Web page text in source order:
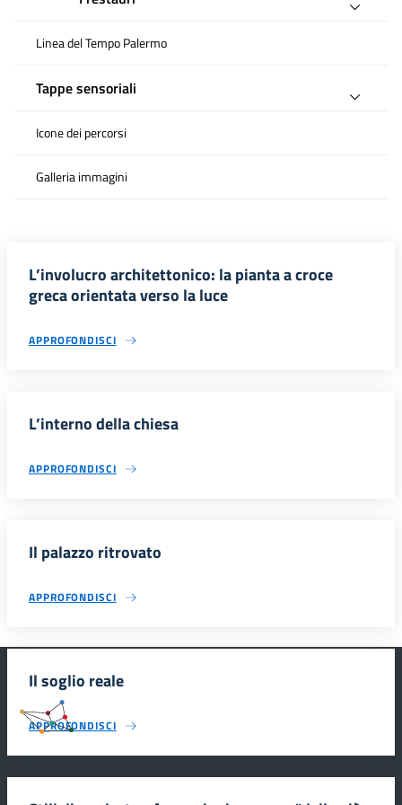
Linea del Tempo Palermo
Tappe sensoriali
Icone dei percorsi
Galleria immagini
L’involucro architettonico: la pianta a croce
greca orientata verso la luce
APPROFONDISCI
L’interno della chiesa
APPROFONDISCI
Il palazzo ritrovato
APPROFONDISCI
Il soglio reale
APPROFONDISCI